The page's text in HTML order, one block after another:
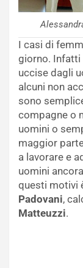
I casi di
giorno. Infatti
uccise dagli
alcuni non
sono
compagne o
uomini o
maggior
a lavorare e
uomini
questi motivi
Padovani,
Matteuzzi.